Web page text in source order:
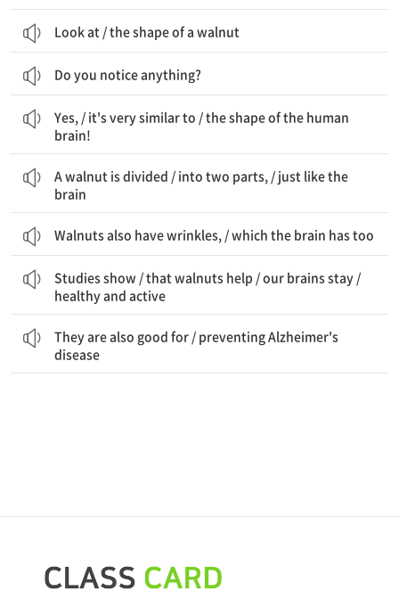
Look at / the shape of a walnut
Do you notice anything?
Yes, / it's very similar to / the shape of the human
brain!
A walnut is divided / into two parts, / just like the
brain
Walnuts also have wrinkles, / which the brain has too
Studies show / that walnuts help / our brains stay /
healthy and active
They are also good for / preventing Alzheimer's
disease